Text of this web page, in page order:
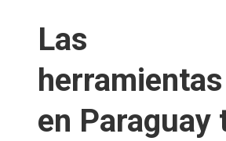
Las
en Paraguay